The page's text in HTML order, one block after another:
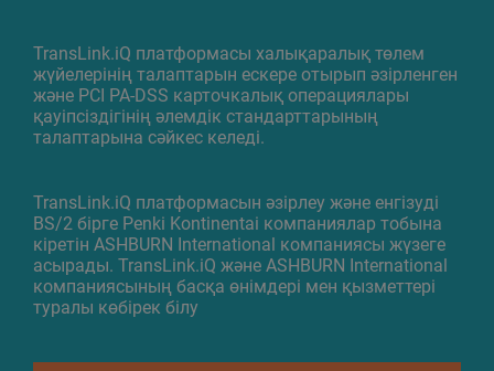
TransLink.iQ платформасы халықаралық төлем
жүйелерінің талаптарын ескере отырып әзірленген
және PCI PA-DSS карточкалық операциялары
қауіпсіздігінің әлемдік стандарттарының
талаптарына сәйкес келеді.
TransLink.iQ платформасын әзірлеу және енгізуді
BS/2 бірге Penki Kontinentai компаниялар тобына
кіретін ASHBURN International компаниясы жүзеге
асырады. TransLink.iQ және ASHBURN International
компаниясының басқа өнімдері мен қызметтері
туралы көбірек білу